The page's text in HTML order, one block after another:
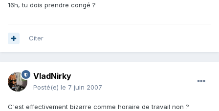
16h, tu dois prendre congé ?
Citer
VladNirky
Posté(e) le 7 juin 2007
C'est effectivement bizarre comme horaire de travail non ?